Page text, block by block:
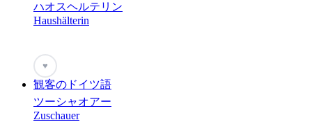
ハオスヘルテリン
Haushälterin
♥
観客のドイツ語
ツーシャオアー
Zuschauer